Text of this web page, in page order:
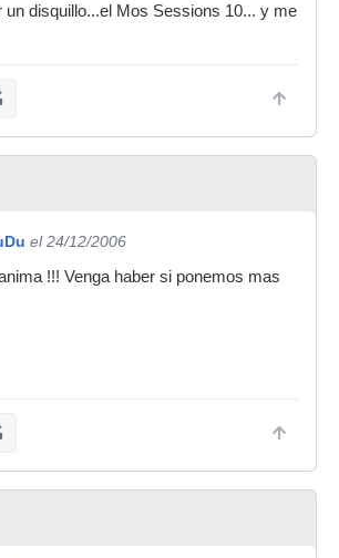
un disquillo...el Mos Sessions 10... y me
el 24/12/2006
!!! Venga haber si ponemos mas